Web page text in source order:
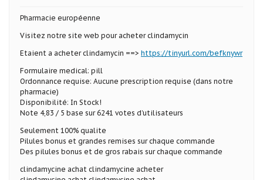
Pharmacie européenne
Visitez notre site web pour acheter clindamycin
Etaient a acheter clindamycin ==> https://tinyurl.com/befknywr
Formulaire medical: pill
Ordonnance requise: Aucune prescription requise (dans notre
pharmacie)
Disponibilité: In Stock!
Note 4,83 / 5 base sur 6241 votes d’utilisateurs
Seulement 100% qualite
Pilules bonus et grandes remises sur chaque commande
Des pilules bonus et de gros rabais sur chaque commande
clindamycine achat clindamycine acheter